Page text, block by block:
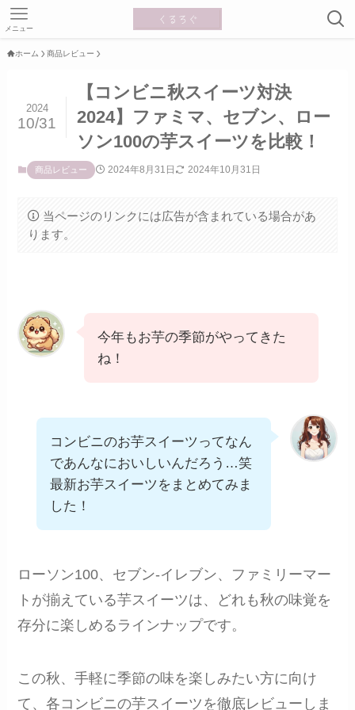
メニュー
ホーム 商品レビュー
【コンビニ秋スイーツ対決
2024】ファミマ、セブン、ロー
ソン100の芋スイーツを比較！
2024
10/31
商品レビュー 2024年8月31日 2024年10月31日
当ページのリンクには広告が含まれている場合があ
ります。
今年もお芋の季節がやってきた
ね！
コンビニのお芋スイーツってなん
であんなにおいしいんだろう…笑
最新お芋スイーツをまとめてみま
した！
ローソン100、セブン-イレブン、ファミリーマー
トが揃えている芋スイーツは、どれも秋の味覚を
存分に楽しめるラインナップです。
この秋、手軽に季節の味を楽しみたい方に向け
て、各コンビニの芋スイーツを徹底レビューしま